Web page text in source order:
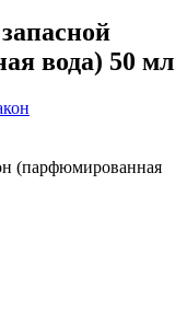
вода) 50 мл
(парфюмированная